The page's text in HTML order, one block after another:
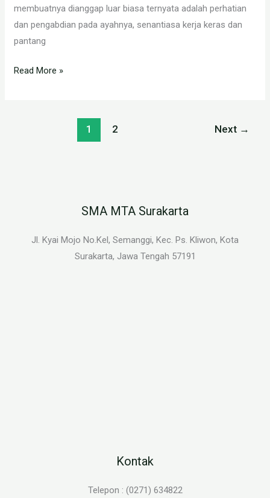
membuatnya dianggap luar biasa ternyata adalah perhatian
dan pengabdian pada ayahnya, senantiasa kerja keras dan
pantang
Read More »
1 2 Next →
SMA MTA Surakarta
Jl. Kyai Mojo No.Kel, Semanggi, Kec. Ps. Kliwon, Kota
Surakarta, Jawa Tengah 57191
Kontak
Telepon : (0271) 634822